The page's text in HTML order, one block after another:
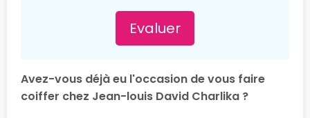
Evaluer
Avez-vous déjà eu l'occasion de vous faire
coiffer chez Jean-louis David Charlika ?